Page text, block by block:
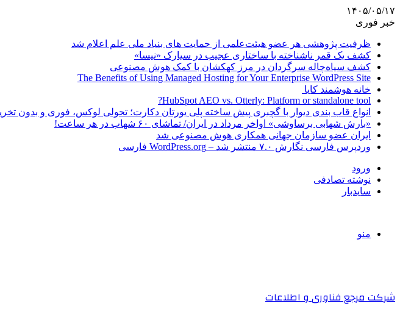
۱۴۰۵/۰۵/۱۷
خبر فوری
ظرفیت پژوهشی هر عضو هیئت‌علمی از حمایت های بنیاد ملی علم اعلام شد
کشف یک قمر ناشناخته با ساختاری عجیب در سیارک «نیسا»
کشف سیاه‌چاله سرگردان در مرز کهکشان با کمک هوش مصنوعی
The Benefits of Using Managed Hosting for Your Enterprise WordPress Site
خانه هوشمند کایا
HubSpot AEO vs. Otterly: Platform or standalone tool?
انواع قاب بندی دیوار با گچبری پیش ساخته پلی یورتان دکارت؛ تحولی لوکس، فوری و بدون
«بارش شهابی برساوشی» اواخر مرداد در ایران/ تماشای ۶۰ شهاب در هر ساعت!
ایران عضو سازمان جهانی همکاری هوش مصنوعی شد
وردپرس فارسی نگارش ۷.۰ منتشر شد – WordPress.org فارسی
ورود
نوشته تصادفی
سایدبار
منو
شرکت مرجع فناوری و اطلاعات